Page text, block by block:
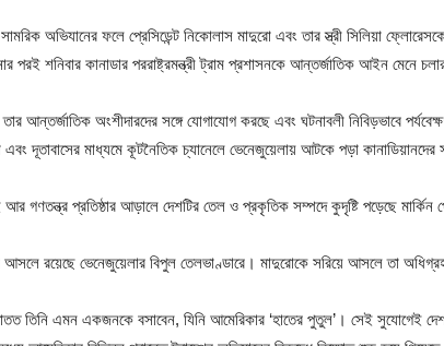
সামরিক অভিযানের ফলে প্রেসিডেন্ট নিকোলাস মাদুরো এবং তার স্ত্রী সিলিয়া
পরই শনিবার কানাডার পররাষ্ট্রমন্ত্রী ট্রাম প্রশাসনকে আন্তর্জাতিক আইন মেনে
আন্তর্জাতিক অংশীদারদের সঙ্গে যোগাযোগ করছে এবং ঘটনাবলী নিবিড়ভাবে
এবং দূতাবাসের মাধ্যমে কূটনৈতিক চ্যানেলে ভেনেজুয়েলায় আটকে পড়া
গণতন্ত্র প্রতিষ্ঠার আড়ালে দেশটির তেল ও প্রকৃতিক সম্পদে কুদৃষ্টি পড়েছে মার্কিন
আসলে রয়েছে ভেনেজুয়েলার বিপুল তেলভাণ্ডারে। মাদুরোকে সরিয়ে আসলে তা
তিনি এমন একজনকে বসাবেন, যিনি আমেরিকার ‘হাতের পুতুল’। সেই সুযোগেই